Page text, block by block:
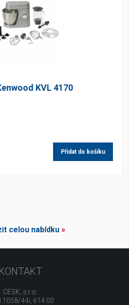
KVL 4170
Přidat do košíku
celou nabídku»
KONTAKT
CESK, s.r.o.
1058/44i, 614 00